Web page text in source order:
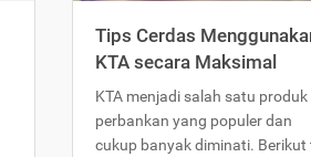
Tips Cerdas
KTA secara Maksimal
KTA menjadi salah satu produk
perbankan yang populer dan
cukup banyak diminati. Berikut